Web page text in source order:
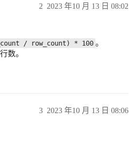
2023 年10 月 13 日 08:02
2
/ row_count) * 100 。
数。
2023 年10 月 13 日 08:06
3